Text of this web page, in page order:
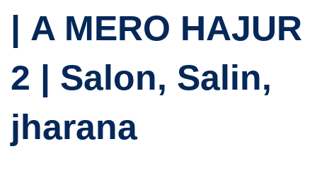
| A MERO HAJUR
2 | Salon, Salin,
jharana